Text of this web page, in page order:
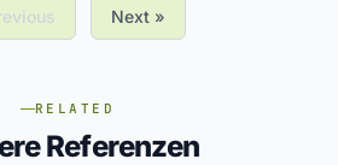
Next »
RELATED
Referenzen